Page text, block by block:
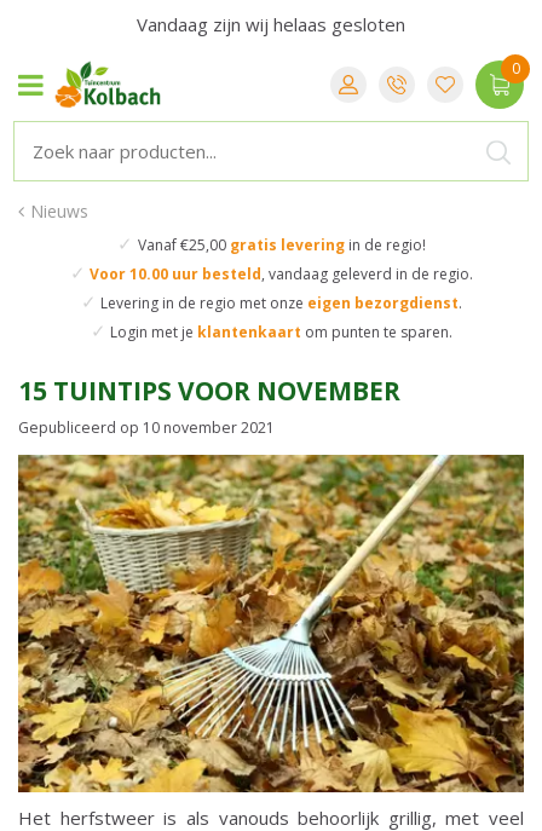
Nieuws
✓ Vanaf €25,00 gratis leveringin de regio!
✓ Voor 10.00 uur besteld, vandaag geleverd in de regio.
✓ Levering in de regio met onze eigen bezorgdienst.
✓ Login met je klantenkaart om punten te sparen.
Vandaag zijn wij helaas gesloten
15 TUINTIPS VOOR NOVEMBER
Gepubliceerd op 10 november 2021
Het herfstweer is als vanouds behoorlijk grillig, met veel